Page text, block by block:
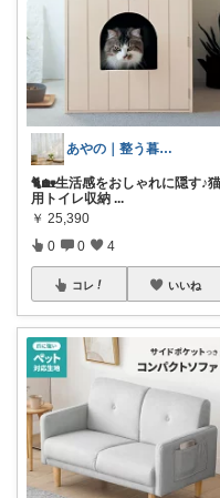
あやの｜整う暮らしROOM
🐈🏡生活感をおしゃれに隠す♪猫
用トイレ収納 ...
￥ 25,390
0 0 4
コレ いいね